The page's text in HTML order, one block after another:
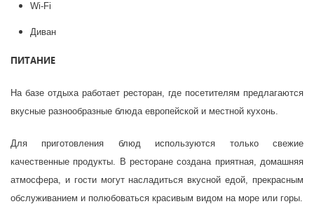
Wi-Fi
Диван
ПИТАНИЕ
На базе отдыха работает ресторан, где посетителям предлагаются
вкусные разнообразные блюда европейской и местной кухонь.
Для приготовления блюд используются только свежие
качественные продукты. В ресторане создана приятная, домашняя
атмосфера, и гости могут насладиться вкусной едой, прекрасным
обслуживанием и полюбоваться красивым видом на море или горы.